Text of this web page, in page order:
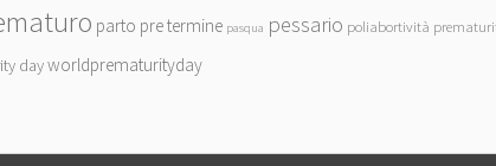
parto pre termine pasqua pessario poliabortività
dayworldprematurityday